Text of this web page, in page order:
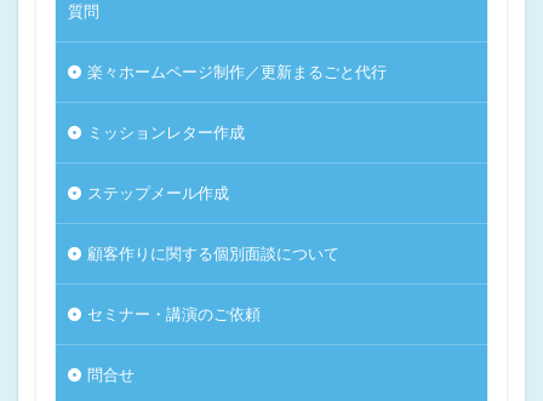
質問
楽々ホームページ制作／更新まるごと代行
ミッションレター作成
ステップメール作成
顧客作りに関する個別面談について
セミナー・講演のご依頼
問合せ